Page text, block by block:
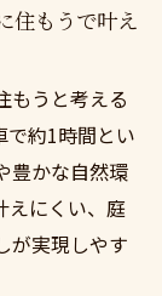
田原に住
田原に住
田原に住
住もうで叶え
もうと考える
で約1時間とい
豊かな自然環
えにくい、庭
が実現しやす